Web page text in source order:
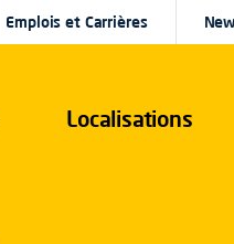
Localisations
Emplois et Carrières